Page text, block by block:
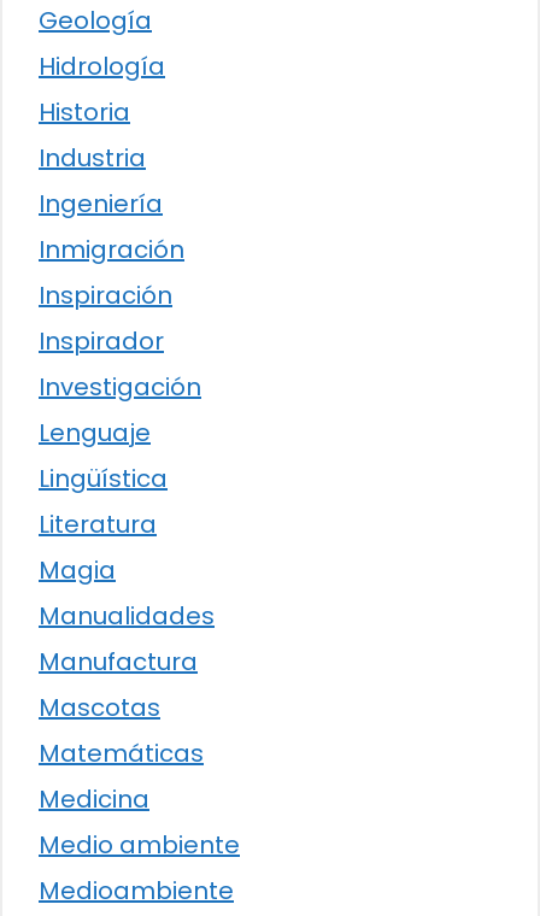
Geología
Hidrología
Historia
Industria
Ingeniería
Inmigración
Inspiración
Inspirador
Investigación
Lenguaje
Lingüística
Literatura
Magia
Manualidades
Manufactura
Mascotas
Matemáticas
Medicina
Medio ambiente
Medioambiente